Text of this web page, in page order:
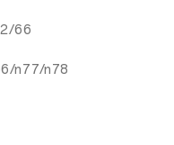
66
n77/n78